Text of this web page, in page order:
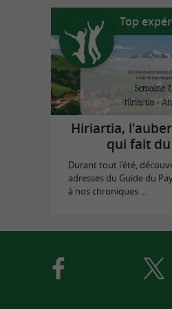
Top
Hiriartia,
qui fait
Durant tout l'été,
adresses du Guide du
à nos chroniques ...